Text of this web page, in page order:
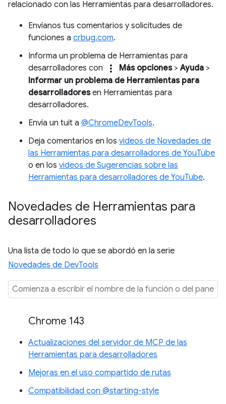
relacionado con las Herramientas para desarrolladores.
Envíanos tus comentarios y solicitudes de
funciones a crbug.com.
Informa un problema de Herramientas para
desarrolladores con
more_vert Más opciones>Ayuda >
Informar un problema de Herramientas para
desarrolladoresen Herramientas para
desarrolladores.
Envía un tuit a @ChromeDevTools.
Deja comentarios en los videos de Novedades de
las Herramientas para desarrolladores de YouTube
o en los videos de Sugerencias sobre las
Herramientas para desarrolladores de YouTube.
Novedades de Herramientas para
desarrolladores
Una lista de todo lo que se abordó en la serie
Novedades de DevTools
Chrome 143
Actualizaciones del servidor de MCP de las
Herramientas para desarrolladores
Mejoras en el uso compartido de rutas
Compatibilidad con @starting-style